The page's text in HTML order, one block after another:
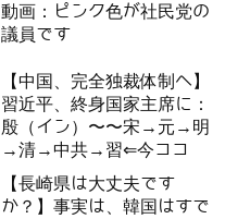
動画：ピンク色が社民党の
議員です
【中国、完全独裁体制へ】
習近平、終身国家主席に：
殷（イン）〜〜宋→元→明
→清→中共→習⇐今ココ
【長崎県は大丈夫です
か？】事実は、韓国はすで